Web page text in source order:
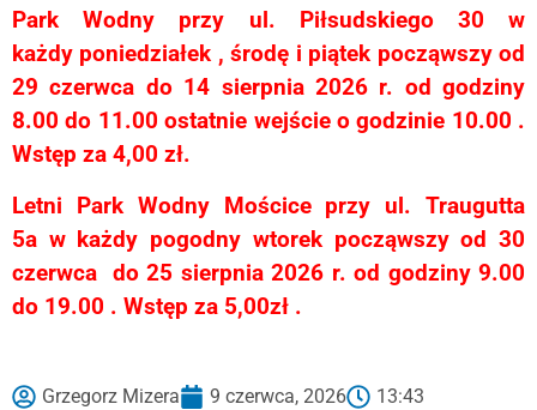
Park Wodny przy ul. Piłsudskiego 30
w
każdy poniedziałek , środę i piątek począwszy od
29 czerwca do 14 sierpnia 2026 r. od godziny
8.00 do 11.00 ostatnie wejście o godzinie 10.00 .
Wstęp za 4,00 zł.
Letni Park Wodny Mościce przy ul. Traugutta
5a w każdy pogodny wtorek począwszy od 30
czerwca do 25 sierpnia 2026 r. od godziny 9.00
do 19.00 . Wstęp za 5,00zł .
Grzegorz Mizera 9 czerwca, 2026 13:43